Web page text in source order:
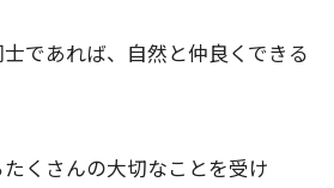
であれば、自然と仲良くできる
くさんの大切なことを受け